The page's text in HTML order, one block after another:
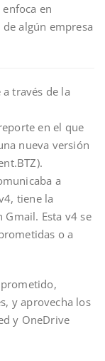
en
algún empresa
través de la
en el que
nueva versión
a
tiene la
Gmail. Esta v4 se
o a
y aprovecha los
y OneDrive